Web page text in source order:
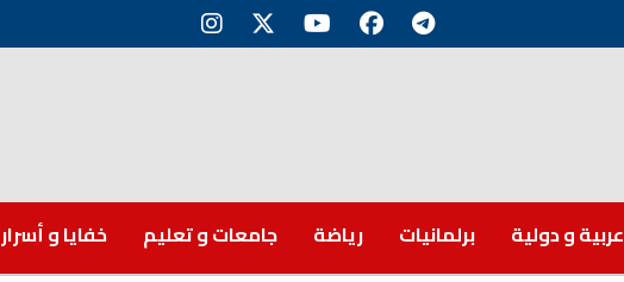
عربية و دولية برلمانيات رياضة جامعات و تعليم خفايا و أسرار